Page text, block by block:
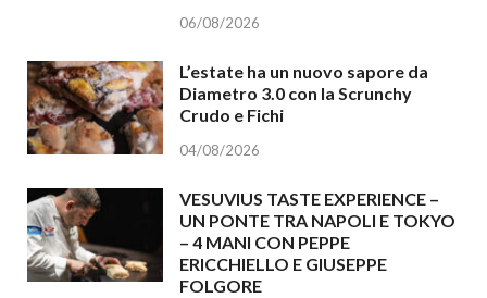
06/08/2026
L’estate ha un nuovo sapore da
Diametro 3.0 con la Scrunchy
Crudo e Fichi
04/08/2026
VESUVIUS TASTE EXPERIENCE –
UN PONTE TRA NAPOLI E TOKYO
– 4 MANI CON PEPPE
ERICCHIELLO E GIUSEPPE
FOLGORE